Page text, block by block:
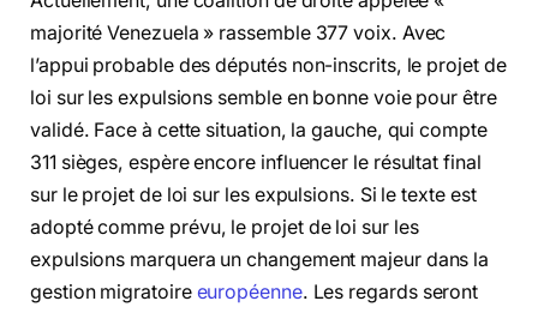
majorité Venezuela » rassemble 377 voix. Avec
l’appui probable des députés non-inscrits, le projet de
loi sur les expulsions semble en bonne voie pour être
validé. Face à cette situation, la gauche, qui compte
311 sièges, espère encore influencer le résultat final
sur le projet de loi sur les expulsions. Si le texte est
adopté comme prévu, le projet de loi sur les
expulsions marquera un changement majeur dans la
gestion migratoire européenne. Les regards seront